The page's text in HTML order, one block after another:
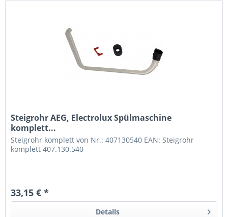
Steigrohr AEG, Electrolux Spülmaschine
komplett...
Steigrohr komplett von Nr.: 407130540 EAN: Steigrohr
komplett 407.130.540
33,15 € *
Details